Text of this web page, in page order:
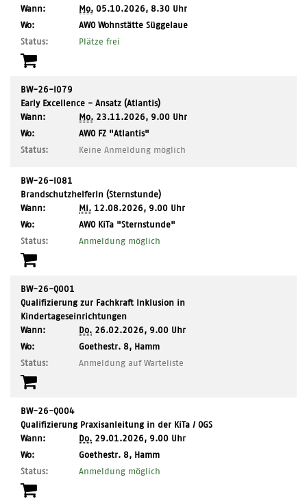
Wann: Mo. 05.10.2026, 8.30 Uhr
Wo:
,
Ort:
AWO Wohnstätte Süggelaue
Status:
Plätze frei
BW-26-I079
Early Excellence - Ansatz (Atlantis)
Wann:
Mo. 23.11.2026, 9.00 Uhr
Wo:
,
Ort:
AWO FZ "Atlantis"
Status:
Keine Anmeldung möglich
BW-26-I081
BrandschutzhelferIn (Sternstunde)
Wann:
Mi. 12.08.2026, 9.00 Uhr
Wo:
,
Ort:
AWO KiTa "Sternstunde"
Status:
Anmeldung möglich
BW-26-Q001
Qualifizierung zur Fachkraft Inklusion in
Kindertageseinrichtungen
Wann:
Do. 26.02.2026, 9.00 Uhr
Wo:
,
Ort:
Goethestr. 8, Hamm
Status:
Anmeldung auf Warteliste
BW-26-Q004
Qualifizierung Praxisanleitung in der KiTa / OGS
Wann:
Do. 29.01.2026, 9.00 Uhr
Wo:
,
Ort:
Goethestr. 8, Hamm
Status:
Anmeldung möglich